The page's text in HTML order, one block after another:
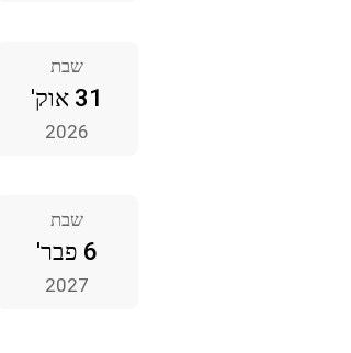
שבת
31 אוק'
2026
שבת
6 פבר'
2027